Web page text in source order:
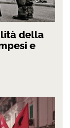
della
e